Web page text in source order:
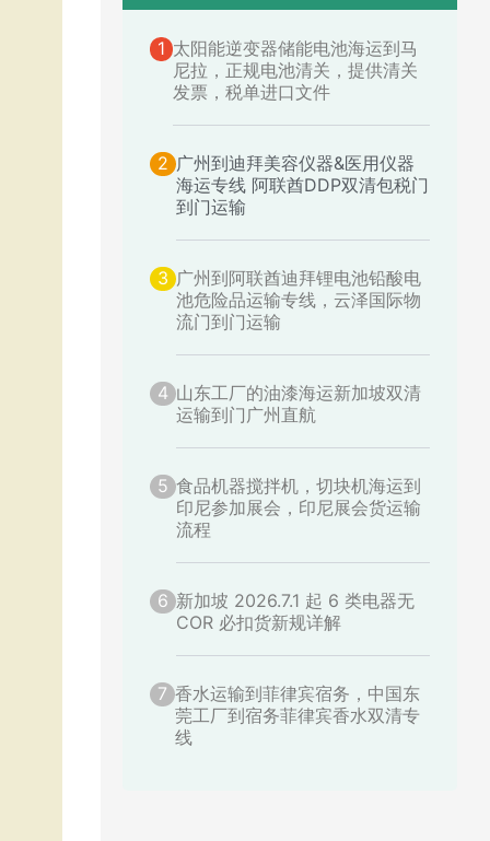
1 太阳能逆变器储能电池海运到马
尼拉，正规电池清关，提供清关
发票，税单进口文件
2 广州到迪拜美容仪器&医用仪器
海运专线 阿联酋DDP双清包税门
到门运输
3 广州到阿联酋迪拜锂电池铅酸电
池危险品运输专线，云泽国际物
流门到门运输
4 山东工厂的油漆海运新加坡双清
运输到门广州直航
5 食品机器搅拌机，切块机海运到
印尼参加展会，印尼展会货运输
流程
6 新加坡 2026.7.1 起 6 类电器无
COR 必扣货新规详解
7 香水运输到菲律宾宿务，中国东
莞工厂到宿务菲律宾香水双清专
线